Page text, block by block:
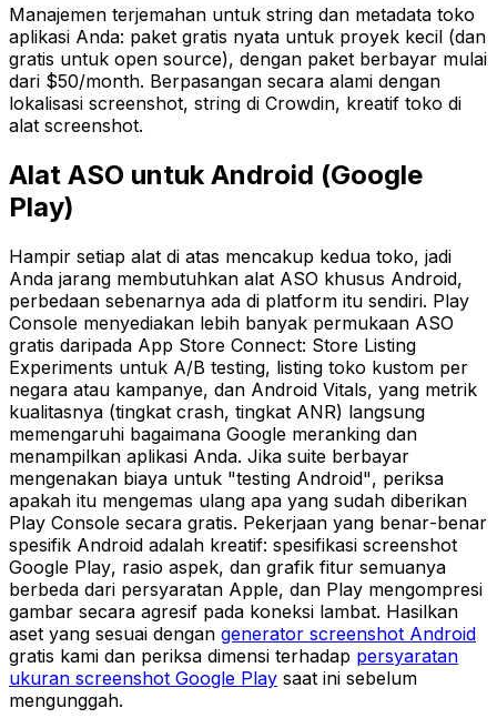
Manajemen terjemahan untuk string dan metadata toko
aplikasi Anda: paket gratis nyata untuk proyek kecil (dan
gratis untuk open source), dengan paket berbayar mulai
dari $50/month. Berpasangan secara alami dengan
lokalisasi screenshot, string di Crowdin, kreatif toko di
alat screenshot.
Alat ASO untuk Android (Google
Play)
Hampir setiap alat di atas mencakup kedua toko, jadi
Anda jarang membutuhkan alat ASO khusus Android,
perbedaan sebenarnya ada di platform itu sendiri. Play
Console menyediakan lebih banyak permukaan ASO
gratis daripada App Store Connect: Store Listing
Experiments untuk A/B testing, listing toko kustom per
negara atau kampanye, dan Android Vitals, yang metrik
kualitasnya (tingkat crash, tingkat ANR) langsung
memengaruhi bagaimana Google meranking dan
menampilkan aplikasi Anda. Jika suite berbayar
mengenakan biaya untuk "testing Android", periksa
apakah itu mengemas ulang apa yang sudah diberikan
Play Console secara gratis. Pekerjaan yang benar-benar
spesifik Android adalah kreatif: spesifikasi screenshot
Google Play, rasio aspek, dan grafik fitur semuanya
berbeda dari persyaratan Apple, dan Play mengompresi
gambar secara agresif pada koneksi lambat. Hasilkan
aset yang sesuai dengan generator screenshot Android
gratis kami dan periksa dimensi terhadap persyaratan
ukuran screenshot Google Play saat ini sebelum
mengunggah.